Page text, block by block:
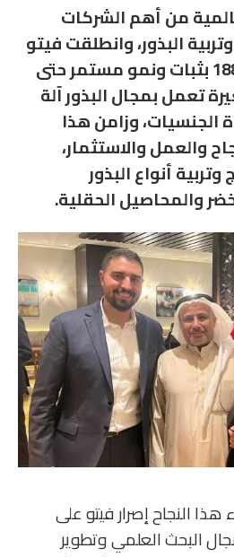
من أهم الشركات
البذور، وانطلقت فيتو
منذ تأسيسها عام 1880 بثبات ونمو مستمر حتى
تعمل بمجال البذور آلة
وزامن هذا
والعمل والاستثمار،
أنواع البذور
والمحاصيل الحقلية.
النجاح إصرار فيتو على
البحث العلمي وتطوير